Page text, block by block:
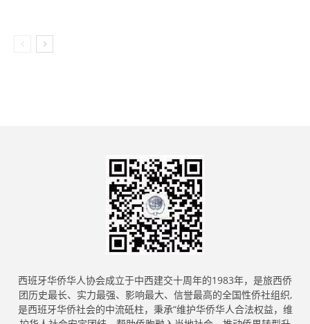
西班牙华侨华人协会成立于中西建交十周年的1983年，是旅西侨
团历史最长、实力最强、影响最大、信誉最高的全国性侨社组织,
是西班牙华侨社会的中流砥柱，秉承“维护华侨华人合法权益，维